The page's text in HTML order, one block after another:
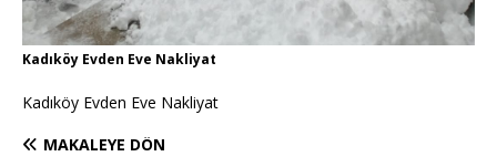
Kadıköy Evden Eve Nakliyat
Kadıköy Evden Eve Nakliyat
MAKALEYE DÖN